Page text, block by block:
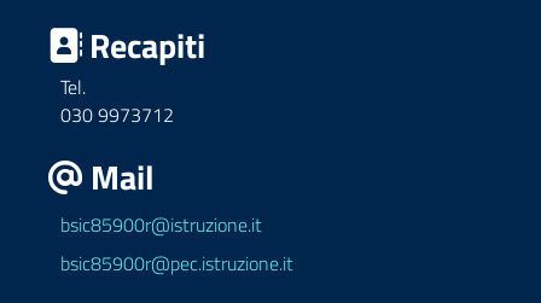
Recapiti
Tel.
030 9973712
Mail
bsic85900r@istruzione.it
bsic85900r@pec.istruzione.it